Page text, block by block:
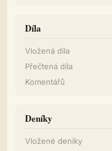
Díla
Vložená díla
Přečtená díla
Komentářů
Deníky
Vložené deníky